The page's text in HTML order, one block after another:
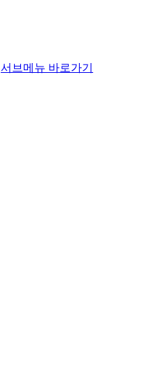
서브메뉴 바로가기